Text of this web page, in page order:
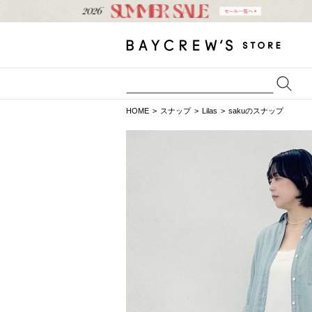
HOME スナップ Lilas sakuのスナップ